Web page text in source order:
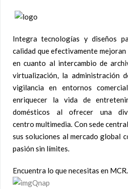
Integra tecnologías y diseños
calidad que efectivamente
en cuanto al intercambio de
virtualización, la administración
vigilancia en entornos
enriquecer la vida de
domésticos al ofrecer una
centro multimedia. Con sede
sus soluciones al mercado global
pasión sin límites.
Encuentra lo que necesitas en MCR.